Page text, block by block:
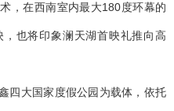
在西南室内最大180度环幕的
也将印象澜天湖首映礼推向高
大国家度假公园为载体，依托